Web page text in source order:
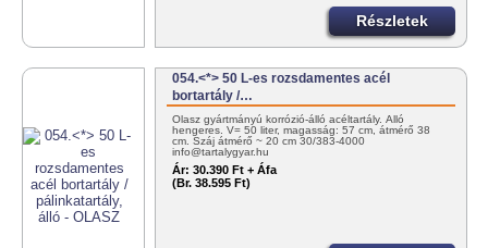
Részletek
054.<*> 50 L-es rozsdamentes acél
bortartály /…
Olasz gyártmányú korrózió-álló acéltartály. Álló
hengeres. V= 50 liter, magasság: 57 cm, átmérő 38
cm. Száj átmérő ~ 20 cm 30/383-4000
info@tartalygyar.hu
Ár: 30.390 Ft + Áfa
(Br. 38.595 Ft)